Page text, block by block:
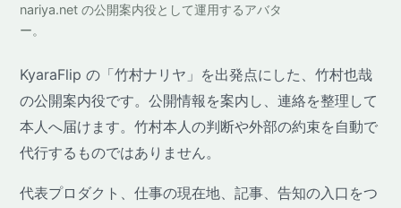
nariya.net の公開案内役として運用するアバタ
ー。
KyaraFlip の「竹村ナリヤ」を出発点にした、竹村也哉
の公開案内役です。公開情報を案内し、連絡を整理して
本人へ届けます。竹村本人の判断や外部の約束を自動で
代行するものではありません。
代表プロダクト、仕事の現在地、記事、告知の入口をつ